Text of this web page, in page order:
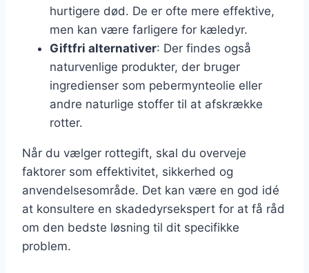
hurtigere død. De er ofte mere effektive,
men kan være farligere for kæledyr.
Giftfri alternativer: Der findes også
naturvenlige produkter, der bruger
ingredienser som pebermynteolie eller
andre naturlige stoffer til at afskrække
rotter.
Når du vælger rottegift, skal du overveje
faktorer som effektivitet, sikkerhed og
anvendelsesområde. Det kan være en god idé
at konsultere en skadedyrsekspert for at få råd
om den bedste løsning til dit specifikke
problem.